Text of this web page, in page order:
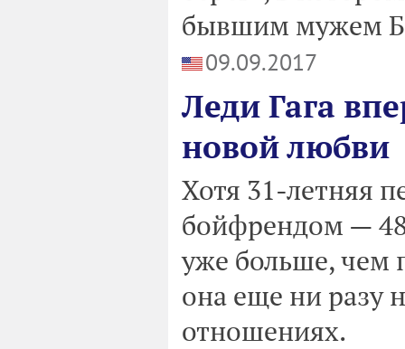
бывшим мужем
09.09.2017
Леди Гага
новой любви
Хотя 31-летняя
бойфрендом —
уже больше, чем
она еще ни разу
отношениях.